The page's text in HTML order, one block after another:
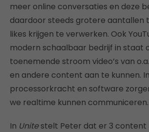
meer online conversaties en deze
daardoor steeds grotere aantallen
likes krijgen te verwerken. Ook
modern schaalbaar bedrijf in staat
toenemende stroom video’s van
en andere content aan te kunnen.
processorkracht en software
we realtime kunnen communiceren.
In Unitestelt Peter dat er 3 content